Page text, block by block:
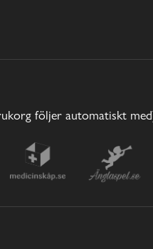
följer automatiskt